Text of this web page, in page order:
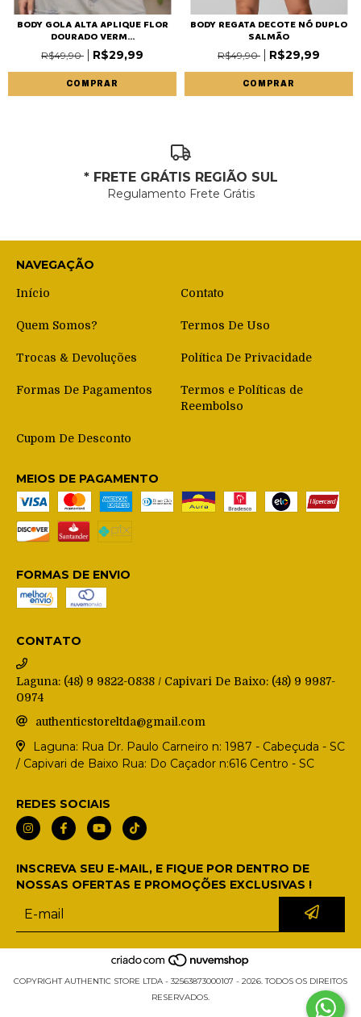
BODY GOLA ALTA APLIQUE FLOR
DOURADO VERM...
R$49,90 R$29,99
COMPRAR
BODY REGATA DECOTE NÓ DUPLO
SALMÃO
R$49,90 R$29,99
COMPRAR
* FRETE GRÁTIS REGIÃO SUL
Regulamento Frete Grátis
NAVEGAÇÃO
Início Contato
Quem Somos? Termos De Uso
Trocas & Devoluções Política De Privacidade
Formas De Pagamentos
Termos e Políticas de
Reembolso
Cupom De Desconto
MEIOS DE PAGAMENTO
FORMAS DE ENVIO
CONTATO
Laguna: (48) 9 9822-0838 / Capivari De Baixo: (48) 9 9987-
0974
authenticstoreltda@gmail.com
Laguna: Rua Dr. Paulo Carneiro n: 1987 - Cabeçuda - SC
/ Capivari de Baixo Rua: Do Caçador n:616 Centro - SC
REDES SOCIAIS
INSCREVA SEU E-MAIL, E FIQUE POR DENTRO DE
NOSSAS OFERTAS E PROMOÇÕES EXCLUSIVAS !
COPYRIGHT AUTHENTIC STORE LTDA - 32563873000107 - 2026. TODOS OS DIREITOS
RESERVADOS.